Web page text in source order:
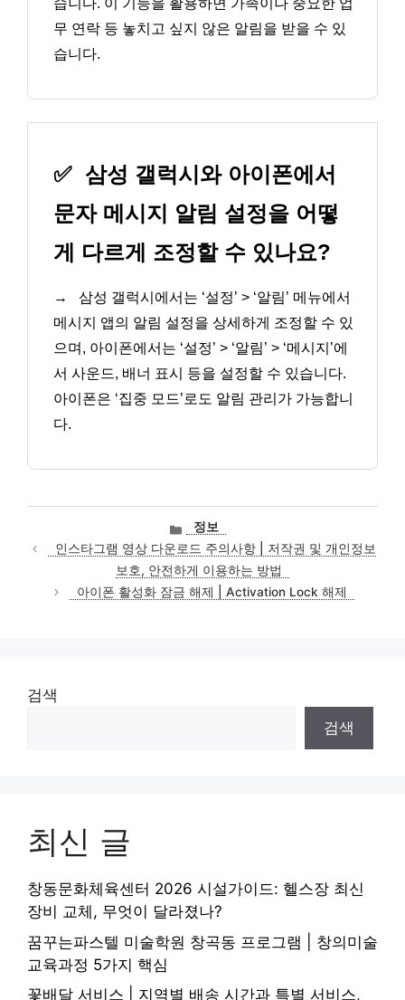
습니다. 이 기능을 활용하면 가족이나 중요한 업
무 연락 등 놓치고 싶지 않은 알림을 받을 수 있
습니다.
✅ 삼성 갤럭시와 아이폰에서
문자 메시지 알림 설정을 어떻
게 다르게 조정할 수 있나요?
→
삼성 갤럭시에서는 ‘설정’ > ‘알림’ 메뉴에서
메시지 앱의 알림 설정을 상세하게 조정할 수 있
으며, 아이폰에서는 ‘설정’ > ‘알림’ > ‘메시지’에
서 사운드, 배너 표시 등을 설정할 수 있습니다.
아이폰은 ‘집중 모드’로도 알림 관리가 가능합니
다.
카
테
고
리
정보
인스타그램 영상 다운로드 주의사항 | 저작권 및 개인정보
보호, 안전하게 이용하는 방법
아이폰 활성화 잠금 해제 | Activation Lock 해제
검색
검색
최신 글
창동문화체육센터 2026 시설가이드: 헬스장 최신
장비 교체, 무엇이 달라졌나?
꿈꾸는파스텔 미술학원 창곡동 프로그램 | 창의미술
교육과정 5가지 핵심
꽃배달 서비스 | 지역별 배송 시간과 특별 서비스,